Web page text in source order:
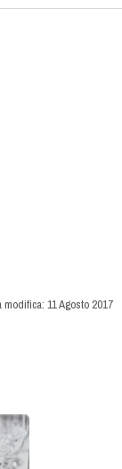
modifica: 11 Agosto 2017